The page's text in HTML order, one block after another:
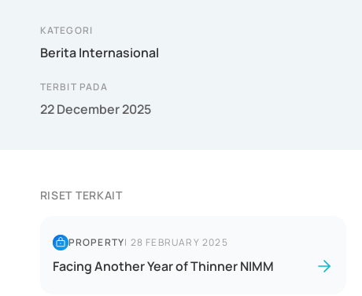
KATEGORI
Berita Internasional
TERBIT PADA
22 December 2025
RISET TERKAIT
PROPERTY| 28 FEBRUARY 2025
Facing Another Year of Thinner NIMM